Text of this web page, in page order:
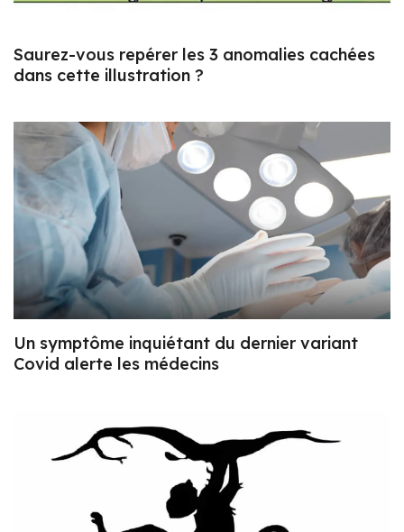
Saurez-vous repérer les 3 anomalies cachées
dans cette illustration ?
Un symptôme inquiétant du dernier variant
Covid alerte les médecins